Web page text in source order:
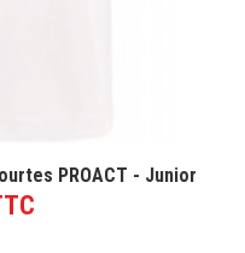
PROACT - Junior